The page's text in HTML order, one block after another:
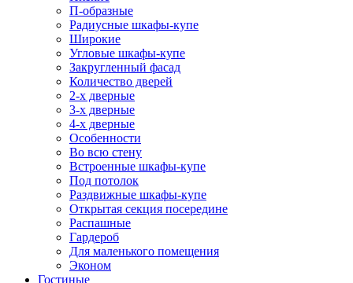
П-образные
Радиусные шкафы-купе
Широкие
Угловые шкафы-купе
Закругленный фасад
Количество дверей
2-х дверные
3-х дверные
4-х дверные
Особенности
Во всю стену
Встроенные шкафы-купе
Под потолок
Раздвижные шкафы-купе
Открытая секция посередине
Распашные
Гардероб
Для маленького помещения
Эконом
Гостиные